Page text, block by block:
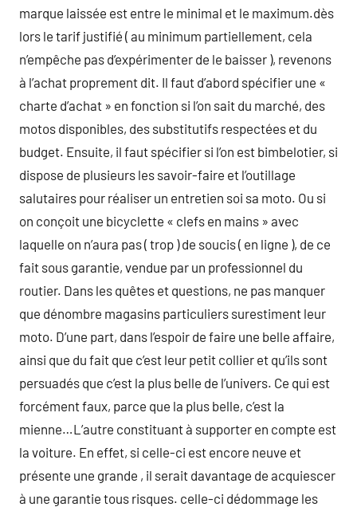
marque laissée est entre le minimal et le maximum.dès
lors le tarif justifié ( au minimum partiellement, cela
n’empêche pas d’expérimenter de le baisser ), revenons
à l’achat proprement dit. Il faut d’abord spécifier une «
charte d’achat » en fonction si l’on sait du marché, des
motos disponibles, des substitutifs respectées et du
budget. Ensuite, il faut spécifier si l’on est bimbelotier, si
dispose de plusieurs les savoir-faire et l’outillage
salutaires pour réaliser un entretien soi sa moto. Ou si
on conçoit une bicyclette « clefs en mains » avec
laquelle on n’aura pas ( trop ) de soucis ( en ligne ), de ce
fait sous garantie, vendue par un professionnel du
routier. Dans les quêtes et questions, ne pas manquer
que dénombre magasins particuliers surestiment leur
moto. D’une part, dans l’espoir de faire une belle affaire,
ainsi que du fait que c’est leur petit collier et qu’ils sont
persuadés que c’est la plus belle de l’univers. Ce qui est
forcément faux, parce que la plus belle, c’est la
mienne…L’autre constituant à supporter en compte est
la voiture. En effet, si celle-ci est encore neuve et
présente une grande , il serait davantage de acquiescer
à une garantie tous risques. celle-ci dédommage les